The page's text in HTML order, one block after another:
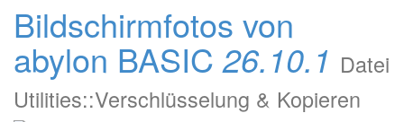
Bildschirmfotos von
abylon BASIC 26.10.1 Datei
Utilities::Verschlüsselung & Kopieren